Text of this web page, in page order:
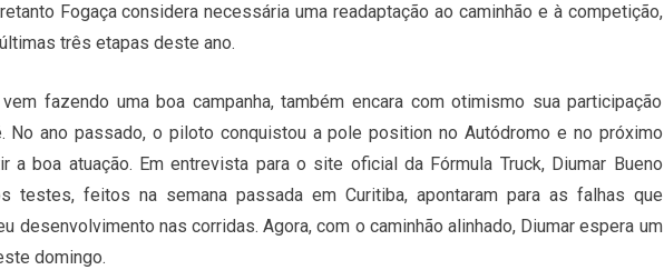
Fogaça considera necessária uma readaptação ao caminhão e à competição,
três etapas deste ano.
vem fazendo uma boa campanha, também encara com otimismo sua participação
No ano passado, o piloto conquistou a pole position no Autódromo e no próximo
a boa atuação. Em entrevista para o site oficial da Fórmula Truck, Diumar Bueno
testes, feitos na semana passada em Curitiba, apontaram para as falhas que
desenvolvimento nas corridas. Agora, com o caminhão alinhado, Diumar espera um
domingo.